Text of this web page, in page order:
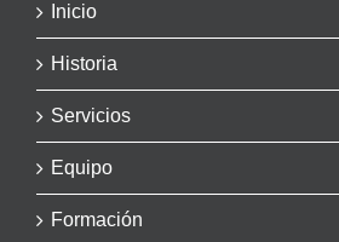
Inicio
Historia
Servicios
Equipo
Formación